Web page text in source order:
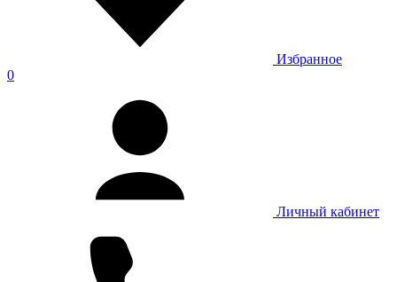
Избранное
0
Личный кабинет